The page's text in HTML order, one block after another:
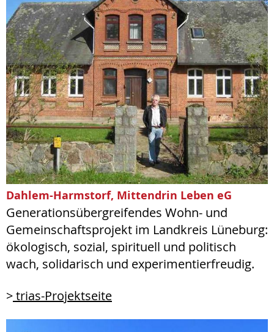
Dahlem-Harmstorf, Mittendrin Leben eG
Generationsübergreifendes Wohn- und
Gemeinschaftsprojekt im Landkreis Lüneburg:
ökologisch, sozial, spirituell und politisch
wach, solidarisch und experimentierfreudig.
>trias-Projektseite